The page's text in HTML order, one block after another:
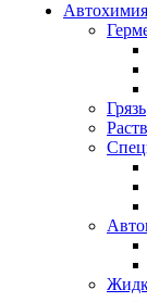
Автохимия
Грязь